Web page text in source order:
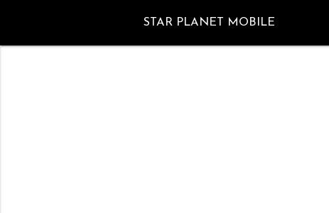
STAR PLANET MOBILE